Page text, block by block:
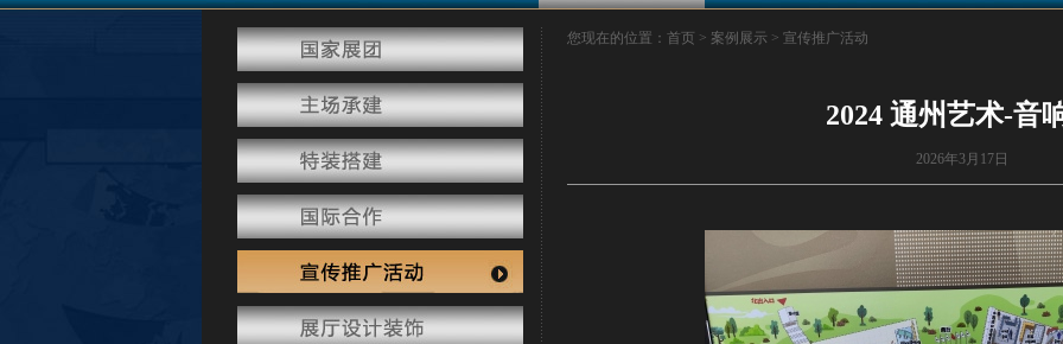
您现在的位置：首页 > 案例展示 > 宣传推广活动
2024 通州艺术-音
2026年3月17日